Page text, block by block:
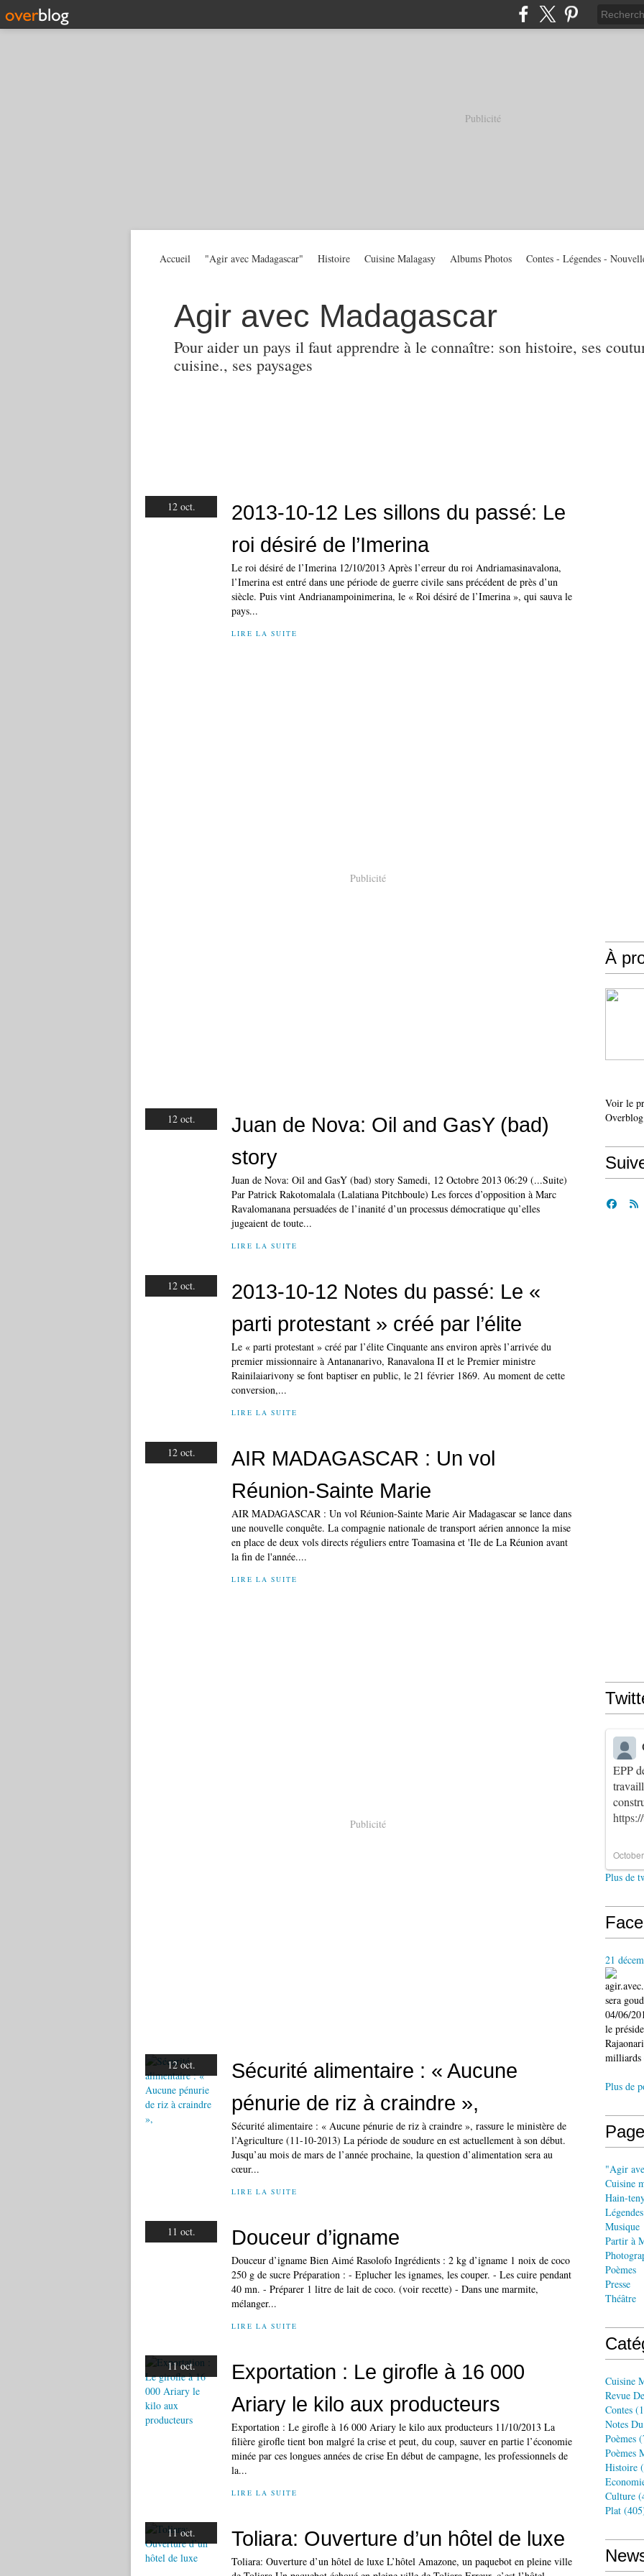
Publicité
Agir avec Madagascar
Pour aider un pays il faut apprendre à le connaître: son histoire, ses
cuisine., ses paysages
Accueil "Agir avec Madagascar" Histoire Cuisine Malagasy Albums Photos Contes - Légendes -
12 oct.
2013-10-12 Les sillons du passé: Le
roi désiré de l’Imerina
Le roi désiré de l’Imerina 12/10/2013 Après l’erreur du roi Andriamasinavalona,
l’Imerina est entré dans une période de guerre civile sans précédent de près d’un
siècle. Puis vint Andrianampoinimerina, le « Roi désiré de l’Imerina », qui sauva le
pays...
LIRE LA SUITE
Publicité
12 oct.
Juan de Nova: Oil and GasY (bad)
story
Juan de Nova: Oil and GasY (bad) story Samedi, 12 Octobre 2013 06:29 (...Suite)
Par Patrick Rakotomalala (Lalatiana Pitchboule) Les forces d’opposition à Marc
Ravalomanana persuadées de l’inanité d’un processus démocratique qu’elles
jugeaient de toute...
LIRE LA SUITE
12 oct.
2013-10-12 Notes du passé: Le «
parti protestant » créé par l’élite
Le « parti protestant » créé par l’élite Cinquante ans environ après l’arrivée du
premier missionnaire à Antananarivo, Ranavalona II et le Premier ministre
Rainilaiarivony se font baptiser en public, le 21 février 1869. Au moment de cette
conversion,...
LIRE LA SUITE
12 oct.
AIR MADAGASCAR : Un vol
Réunion-Sainte Marie
AIR MADAGASCAR : Un vol Réunion-Sainte Marie Air Madagascar se lance dans
une nouvelle conquête. La compagnie nationale de transport aérien annonce la mise
en place de deux vols directs réguliers entre Toamasina et 'Ile de La Réunion avant
la fin de l'année....
LIRE LA SUITE
Publicité
12 oct.
Sécurité alimentaire : « Aucune
pénurie de riz à craindre »,
Sécurité alimentaire : « Aucune pénurie de riz à craindre », rassure le ministère de
l’Agriculture (11-10-2013) La période de soudure en est actuellement à son début.
Jusqu’au mois de mars de l’année prochaine, la question d’alimentation sera au
cœur...
LIRE LA SUITE
11 oct. Douceur d’igname
Douceur d’igname Bien Aimé Rasolofo Ingrédients : 2 kg d’igname 1 noix de coco
250 g de sucre Préparation : - Eplucher les ignames, les couper. - Les cuire pendant
40 mn. - Préparer 1 litre de lait de coco. (voir recette) - Dans une marmite,
mélanger...
LIRE LA SUITE
11 oct.
Exportation : Le girofle à 16 000
Ariary le kilo aux producteurs
Exportation : Le girofle à 16 000 Ariary le kilo aux producteurs 11/10/2013 La
filière girofle tient bon malgré la crise et peut, du coup, sauver en partie l’économie
minée par ces longues années de crise En début de campagne, les professionnels de
la...
LIRE LA SUITE
11 oct. Toliara: Ouverture d’un hôtel de luxe
Toliara: Ouverture d’un hôtel de luxe L’hôtel Amazone, un paquebot en pleine ville
À
Voir le
Overblog
EPP
Plus de
21
sera
04/06/
le
milliards
Plus de
"Agir
Cuisine
Hain-
Légendes
Musique
Partir à
Poèmes
Presse
Théâtre
Cuisine
Revue
Contes
Notes Du
Poèmes
Poèmes
Histoire
Culture
Plat